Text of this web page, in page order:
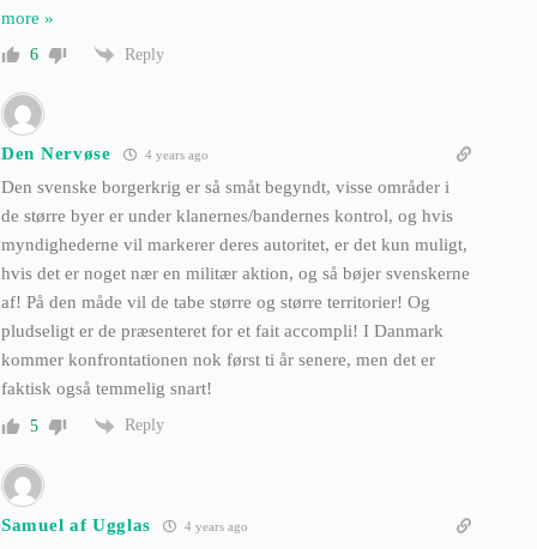
more »
6 Reply
Den Nervøse 4 years ago
Den svenske borgerkrig er så småt begyndt, visse områder i
de større byer er under klanernes/bandernes kontrol, og hvis
myndighederne vil markerer deres autoritet, er det kun muligt,
hvis det er noget nær en militær aktion, og så bøjer svenskerne
af! På den måde vil de tabe større og større territorier! Og
pludseligt er de præsenteret for et fait accompli! I Danmark
kommer konfrontationen nok først ti år senere, men det er
faktisk også temmelig snart!
5 Reply
Samuel af Ugglas 4 years ago